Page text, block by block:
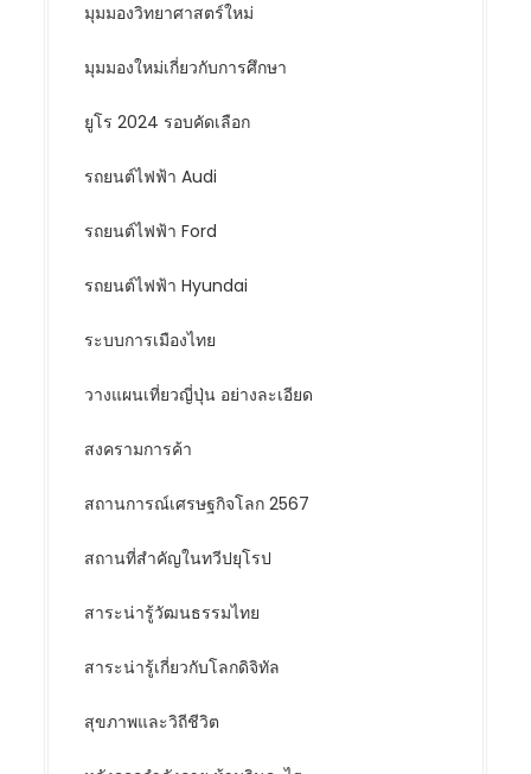
มุมมองวิทยาศาสตร์ใหม่
มุมมองใหม่เกี่ยวกับการศึกษา
ยูโร 2024 รอบคัดเลือก
รถยนต์ไฟฟ้า Audi
รถยนต์ไฟฟ้า Ford
รถยนต์ไฟฟ้า Hyundai
ระบบการเมืองไทย
วางแผนเที่ยวญี่ปุ่น อย่างละเอียด
สงครามการค้า
สถานการณ์เศรษฐกิจโลก 2567
สถานที่สำคัญในทวีปยุโรป
สาระน่ารู้วัฒนธรรมไทย
สาระน่ารู้เกี่ยวกับโลกดิจิทัล
สุขภาพและวิถีชีวิต